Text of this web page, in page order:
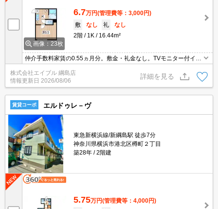
画像：23枚
6.7万円(管理費等：3,000円)
敷
なし 礼
なし
2階
1K 16.44m²
仲介手数料家賃の0.55ヵ月分。敷金・礼金なし。TVモニター付イン
ターホン。バス・トイレ別。ロフト3帖付き。最上階。室内洗濯機
置場。1年未満の解約時、違約金1ヶ月分発生。
株式会社エイブル 綱島店
情報更新日 2026/08/06
詳細を見る
賃貸コーポ エルドゥレ－ヴ
東急新横浜線/新綱島駅 徒歩7分
神奈川県横浜市港北区樽町２丁目
築28年
2階建
5.75万円(管理費等：4,000円)